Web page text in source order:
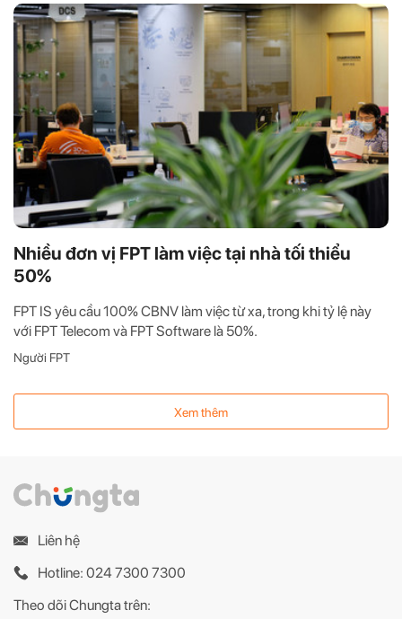
Nhiều đơn vị FPT làm việc tại nhà tối thiểu
50%
FPT IS yêu cầu 100% CBNV làm việc từ xa, trong khi tỷ lệ này
với FPT Telecom và FPT Software là 50%.
Người FPT
Xem thêm
Liên hệ
Hotline: 024 7300 7300
Theo dõi Chungta trên: